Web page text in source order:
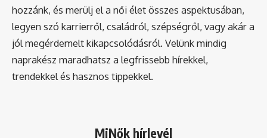
hozzánk, és merülj el a női élet összes aspektusában,
legyen szó karrierről, családról, szépségről, vagy akár a
jól megérdemelt kikapcsolódásról. Velünk mindig
naprakész maradhatsz a legfrissebb hírekkel,
trendekkel és hasznos tippekkel.
MiNők hírlevél